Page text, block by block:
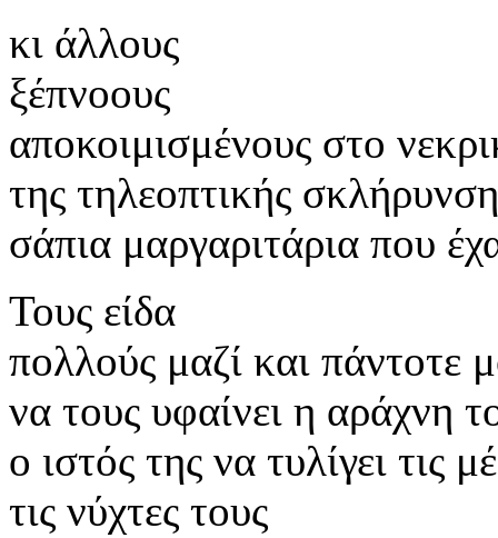
κι άλλους
ξέπνοους
αποκοιμισμένους στο
της τηλεοπτικής
σάπια μαργαριτάρια που
Τους είδα
πολλούς μαζί και πάντοτε
να τους υφαίνει η αράχνη
ο ιστός της να τυλίγει τις
τις νύχτες τους